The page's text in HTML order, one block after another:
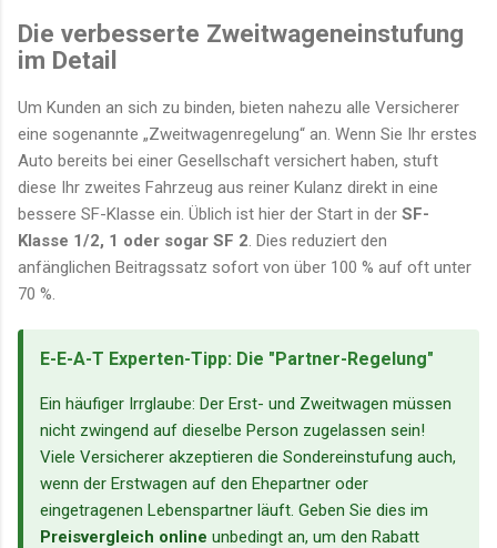
Die verbesserte Zweitwageneinstufung
im Detail
Um Kunden an sich zu binden, bieten nahezu alle Versicherer
eine sogenannte „Zweitwagenregelung“ an. Wenn Sie Ihr erstes
Auto bereits bei einer Gesellschaft versichert haben, stuft
diese Ihr zweites Fahrzeug aus reiner Kulanz direkt in eine
bessere SF-Klasse ein. Üblich ist hier der Start in der SF-
Klasse 1/2, 1 oder sogar SF 2. Dies reduziert den
anfänglichen Beitragssatz sofort von über 100 % auf oft unter
70 %.
E-E-A-T Experten-Tipp: Die "Partner-Regelung"
Ein häufiger Irrglaube: Der Erst- und Zweitwagen müssen
nicht zwingend auf dieselbe Person zugelassen sein!
Viele Versicherer akzeptieren die Sondereinstufung auch,
wenn der Erstwagen auf den Ehepartner oder
eingetragenen Lebenspartner läuft. Geben Sie dies im
Preisvergleich online unbedingt an, um den Rabatt